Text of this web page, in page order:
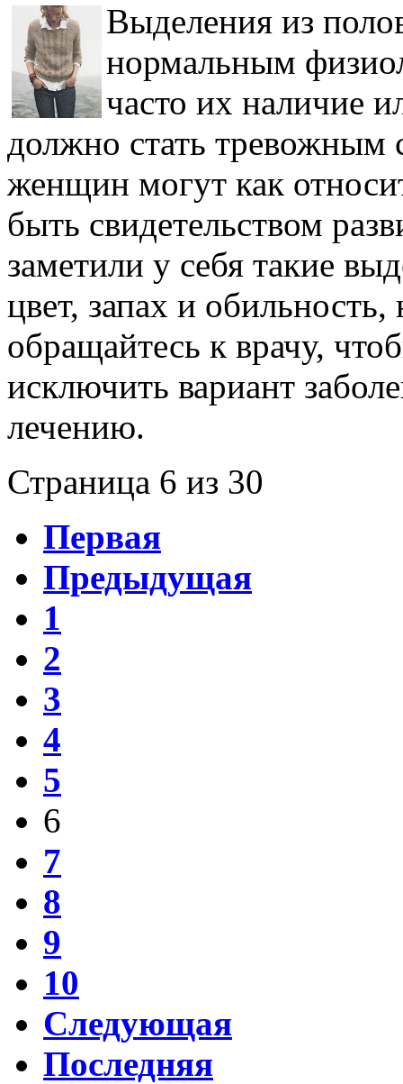
Выделения из
нормальным
часто их наличие
должно стать тревожным
женщин могут как
быть свидетельством
заметили у себя такие
цвет, запах и
обращайтесь к врачу,
исключить вариант
лечению.
Страница 6 из 30
Первая
Предыдущая
1
2
3
4
5
6
7
8
9
10
Следующая
Последняя